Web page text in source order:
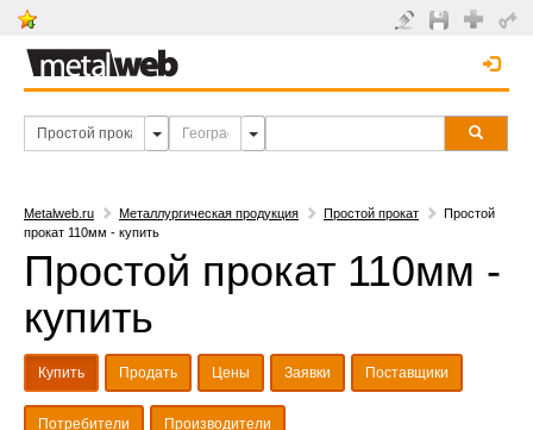
Metalweb.ru Металлургическая продукция Простой прокат
Простой
прокат 110мм - купить
Простой прокат 110мм -
купить
Купить Продать Цены Заявки Поставщики
Потребители Производители